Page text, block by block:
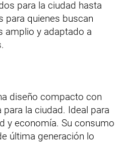
para la ciudad hasta
para quienes buscan
amplio y adaptado a
diseño compacto con
la ciudad. Ideal para
y economía. Su consumo
última generación lo